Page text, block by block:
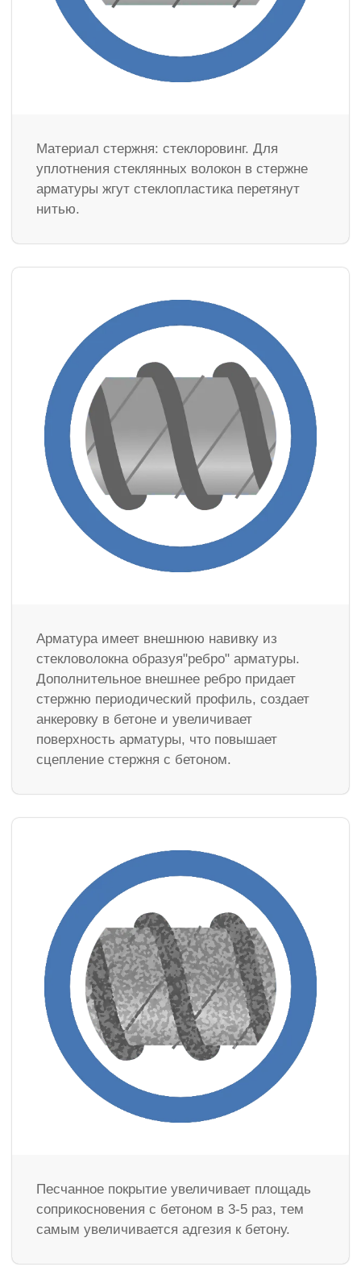
Материал стержня: стеклоровинг. Для
уплотнения стеклянных волокон в стержне
арматуры жгут стеклопластика перетянут
нитью.
Арматура имеет внешнюю навивку из
стекловолокна образуя"ребро" арматуры.
Дополнительное внешнее ребро придает
стержню периодический профиль, создает
анкеровку в бетоне и увеличивает
поверхность арматуры, что повышает
сцепление стержня с бетоном.
Песчанное покрытие увеличивает площадь
соприкосновения с бетоном в 3-5 раз, тем
самым увеличивается адгезия к бетону.